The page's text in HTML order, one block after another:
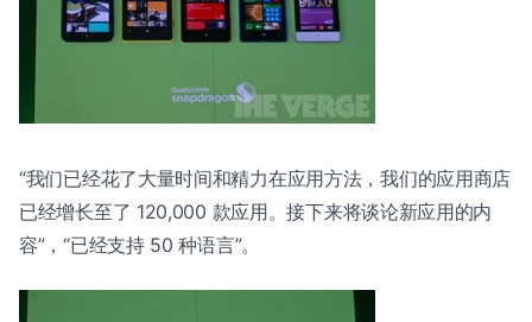
“我们已经花了大量时间和精力在应用方法，我们的应用商店
已经增长至了 120,000 款应用。接下来将谈论新应用的内
容”，“已经支持 50 种语言”。